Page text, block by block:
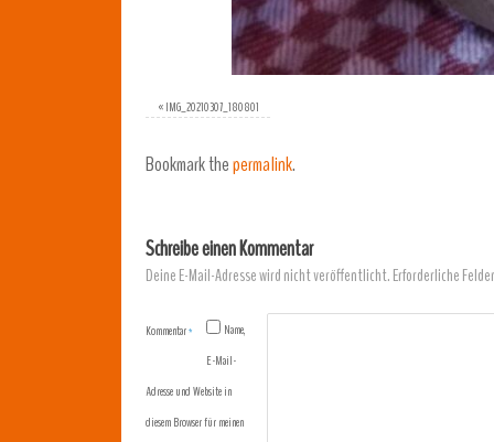
«IMG_20210307_180801
Bookmark thepermalink.
Schreibe einen Kommentar
Deine E-Mail-Adresse wird nicht veröffentlicht.Erforderliche
Kommentar*
Name,
E-Mail-
Adresse und Website in
diesem Browser für meinen